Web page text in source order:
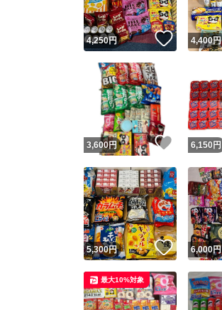
4,250円 いいね！
4,400円
3,600円 いいね！
6,150 円
5,300円 いいね！
6,000円
最大10%対象